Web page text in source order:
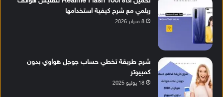
ريلمي مع شرح كيفية استخدامها
8 فبراير 2026
شرح طريقة تخطي حساب جوجل هواوي بدون
كمبيوتر
18 يوليو 2025